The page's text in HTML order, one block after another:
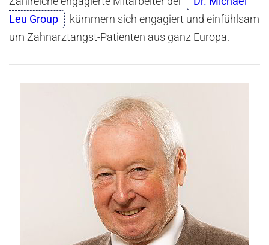
Leu Group
kümmern sich engagiert und einfühlsam
um Zahnarztangst-Patienten aus ganz Europa.